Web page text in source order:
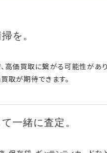
を。
高価買取に繋がる可能性があり
取が期待できます。
一緒に査定。